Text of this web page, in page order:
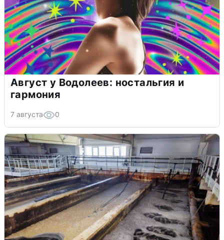
Август у Водолеев: ностальгия и
гармония
7 августа 0